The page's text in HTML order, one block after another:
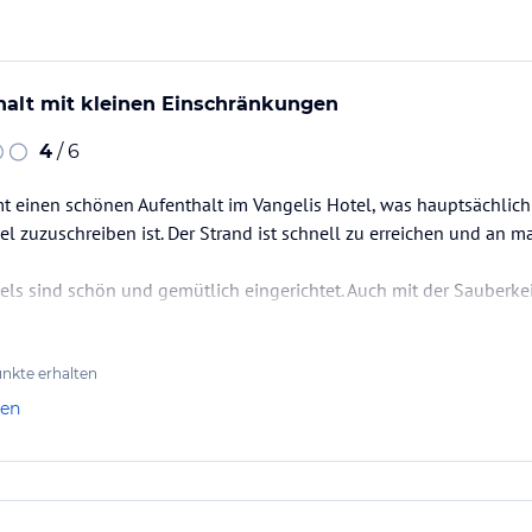
mit kleinen Einschränkungen
4 / 6
einen schönen Aufenthalt im Vangelis Hotel, was
zuzuschreiben ist. Der Strand ist schnell zu erreichen und an
sind schön und gemütlich eingerichtet. Auch mit der
Jungs von der Pool-Bar und auch die meisten…
erhalten